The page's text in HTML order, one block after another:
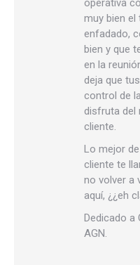
operativa
muy bien el
enfadado,
bien y que
en la
deja que
control de
disfruta del
cliente.
Lo mejor
cliente te
no volver a
aquí, ¿¿eh
Dedicado a
AGN.